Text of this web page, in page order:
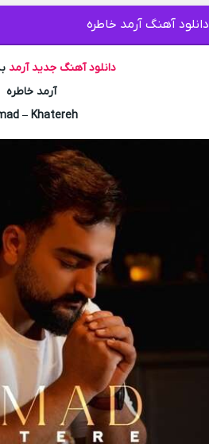
دانلود آهنگ آرمد خاطره
دانلود آهنگ جدید آرمد
آرمد خاطره
– Khatereh